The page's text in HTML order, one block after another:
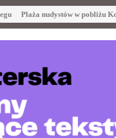
Plaża nudystów w pobliżu